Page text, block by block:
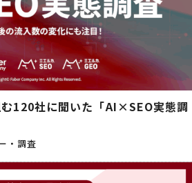
120社に聞いた「AI×SEO実態調
・調査